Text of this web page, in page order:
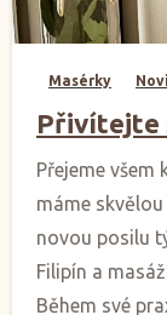
Masérky
Přivítejte
Přejeme všem
máme
novou posilu
Filipín a
Během své